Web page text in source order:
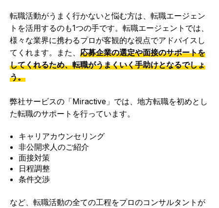
転職活動がうまく行かないと悩む方は、転職エージェン
トを活用するのも1つの手です。転職エージェントでは、
様々な業界に携わるプロが客観的な視点でアドバイスし
てくれます。また、 応募企業の選定や面接のサポートを
してくれるため、転職がうまくいく手助けとなるでしょ
う。
弊社サービスの「Miractive」では、地方転職を初めとし
た転職のサポートを行っています。
キャリアカウンセリング
非公開求人のご紹介
面接対策
日程調整
条件交渉
など、転職活動の全ての工程をプロのコンサルタントが